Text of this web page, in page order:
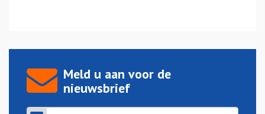
Meld u aan voor de
nieuwsbrief